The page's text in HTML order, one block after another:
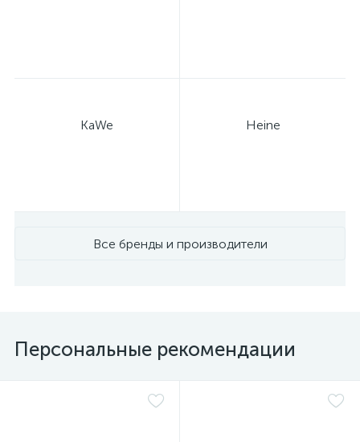
KaWe Heine
Все бренды и производители
Персональные рекомендации